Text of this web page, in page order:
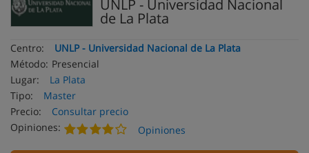
UNLP - Universidad Nacional
de La Plata
Centro:
UNLP - Universidad Nacional de La Plata
Método: Presencial
Lugar:
La Plata
Tipo:
Master
Precio:
Consultar precio
Opiniones:
Opiniones